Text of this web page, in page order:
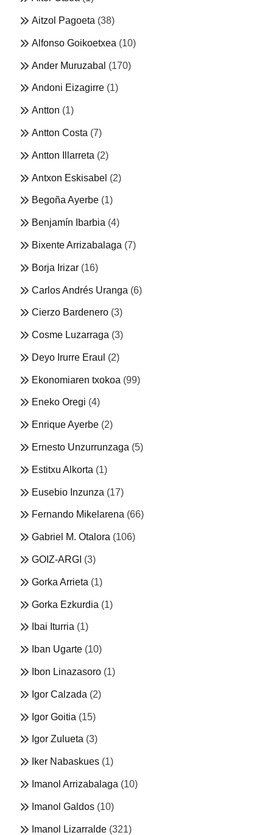
Aitzol Pagoeta (38)
Alfonso Goikoetxea (10)
Ander Muruzabal (170)
Andoni Eizagirre (1)
Antton (1)
Antton Costa (7)
Antton Illarreta (2)
Antxon Eskisabel (2)
Begoña Ayerbe (1)
Benjamín Ibarbia (4)
Bixente Arrizabalaga (7)
Borja Irizar (16)
Carlos Andrés Uranga (6)
Cierzo Bardenero (3)
Cosme Luzarraga (3)
Deyo Irurre Eraul (2)
Ekonomiaren txokoa (99)
Eneko Oregi (4)
Enrique Ayerbe (2)
Ernesto Unzurrunzaga (5)
Estitxu Alkorta (1)
Eusebio Inzunza (17)
Fernando Mikelarena (66)
Gabriel M. Otalora (106)
GOIZ-ARGI (3)
Gorka Arrieta (1)
Gorka Ezkurdia (1)
Ibai Iturria (1)
Iban Ugarte (10)
Ibon Linazasoro (1)
Igor Calzada (2)
Igor Goitia (15)
Igor Zulueta (3)
Iker Nabaskues (1)
Imanol Arrizabalaga (10)
Imanol Galdos (10)
Imanol Lizarralde (321)